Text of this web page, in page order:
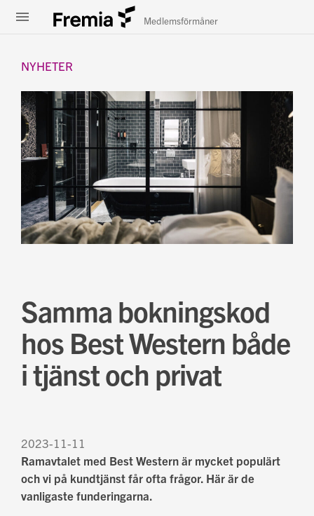
Meny Medlemsförmåner
NYHETER
Samma bokningskod
hos Best Western både
i tjänst och privat
2023-11-11
Ramavtalet med Best Western är mycket populärt
och vi på kundtjänst får ofta frågor. Här är de
vanligaste funderingarna.